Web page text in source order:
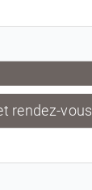
rendez-vous